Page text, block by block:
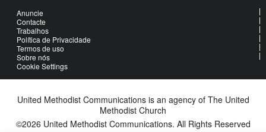
Anuncie
Contacte
Trabalhos
Política de Privacidade
Termos de uso
Sobre nós
Cookie Settings
United Methodist Communications is an agency of The United
Methodist Church
©2026 United Methodist Communications. All Rights Reserved